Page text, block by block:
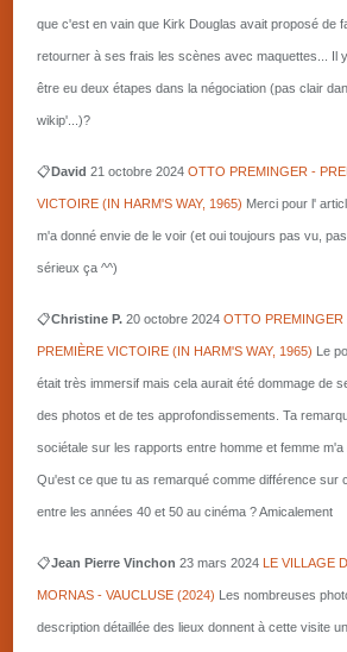
que c'est en vain que Kirk Douglas avait proposé de
retourner à ses frais les scènes avec maquettes... Il
être eu deux étapes dans la négociation (pas clair
wikip'...)?
📋David 21 octobre 2024 OTTO PREMINGER -
VICTOIRE (IN HARM'S WAY, 1965) Merci pour l'
m'a donné envie de le voir (et oui toujours pas vu, pas
sérieux ça ^^)
📋Christine P. 20 octobre 2024 OTTO PREMINGER
PREMIÈRE VICTOIRE (IN HARM'S WAY, 1965) Le
était très immersif mais cela aurait été dommage de
des photos et de tes approfondissements. Ta
sociétale sur les rapports entre homme et femme m'a
Qu'est ce que tu as remarqué comme différence sur
entre les années 40 et 50 au cinéma ? Amicalement
📋Jean Pierre Vinchon 23 mars 2024 LE VILLAGE
MORNAS - VAUCLUSE (2024) Les nombreuses
description détaillée des lieux donnent à cette visite